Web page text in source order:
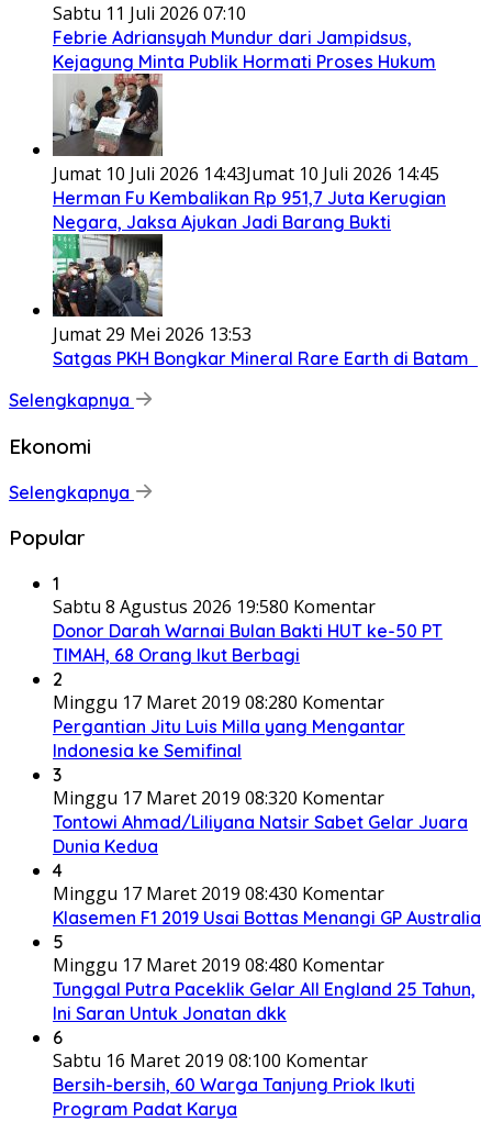
Sabtu 11 Juli 2026 07:10
Febrie Adriansyah Mundur dari Jampidsus,
Kejagung Minta Publik Hormati Proses Hukum
Jumat 10 Juli 2026 14:43Jumat 10 Juli 2026 14:45
Herman Fu Kembalikan Rp 951,7 Juta Kerugian
Negara, Jaksa Ajukan Jadi Barang Bukti
Jumat 29 Mei 2026 13:53
Satgas PKH Bongkar Mineral Rare Earth di Batam
Selengkapnya
Ekonomi
Selengkapnya
Popular
1
Sabtu 8 Agustus 2026 19:580 Komentar
Donor Darah Warnai Bulan Bakti HUT ke-50 PT
TIMAH, 68 Orang Ikut Berbagi
2
Minggu 17 Maret 2019 08:280 Komentar
Pergantian Jitu Luis Milla yang Mengantar
Indonesia ke Semifinal
3
Minggu 17 Maret 2019 08:320 Komentar
Tontowi Ahmad/Liliyana Natsir Sabet Gelar Juara
Dunia Kedua
4
Minggu 17 Maret 2019 08:430 Komentar
Klasemen F1 2019 Usai Bottas Menangi GP Australia
5
Minggu 17 Maret 2019 08:480 Komentar
Tunggal Putra Paceklik Gelar All England 25 Tahun,
Ini Saran Untuk Jonatan dkk
6
Sabtu 16 Maret 2019 08:100 Komentar
Bersih-bersih, 60 Warga Tanjung Priok Ikuti
Program Padat Karya